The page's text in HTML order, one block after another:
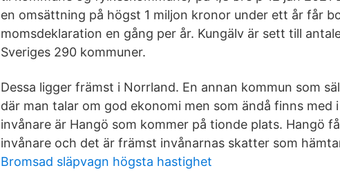
en omsättning på högst 1 miljon kronor under ett år får
momsdeklaration en gång per år. Kungälv är sett till
Sveriges 290 kommuner.
Dessa ligger främst i Norrland. En annan kommun som
där man talar om god ekonomi men som ändå finns
invånare är Hangö som kommer på tionde plats. Hangö
invånare och det är främst invånarnas skatter som
Bromsad släpvagn högsta hastighet